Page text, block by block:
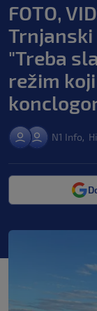
FOTO,
Trnjanski
"Treba
režim
N1 Info,